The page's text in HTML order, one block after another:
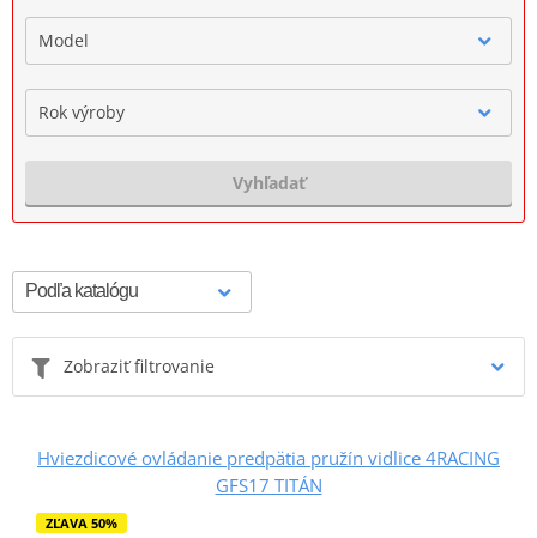
Model
Rok výroby
Vyhľadať
Zobraziť filtrovanie
Hviezdicové ovládanie predpätia pružín vidlice 4RACING
GFS17 TITÁN
ZĽAVA 50%